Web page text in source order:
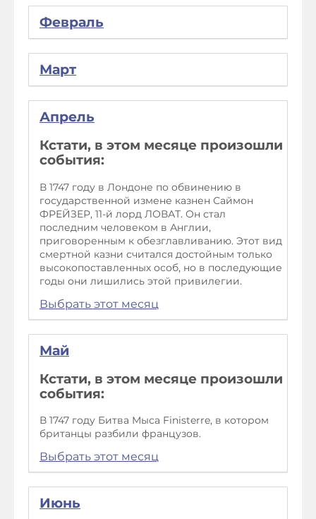
Февраль
Март
Апрель
Кстати, в этом месяце произошли
события:
В 1747 году в Лондоне по обвинению в
государственной измене казнен Саймон
ФРЕЙЗЕР, 11-й лорд ЛОВАТ. Он стал
последним человеком в Англии,
приговоренным к обезглавливанию. Этот вид
смертной казни считался достойным только
высокопоставленных особ, но в последующие
годы они лишились этой привилегии.
Выбрать этот месяц
Май
Кстати, в этом месяце произошли
события:
В 1747 году Битва Мыса Finisterre, в котором
британцы разбили французов.
Выбрать этот месяц
Июнь